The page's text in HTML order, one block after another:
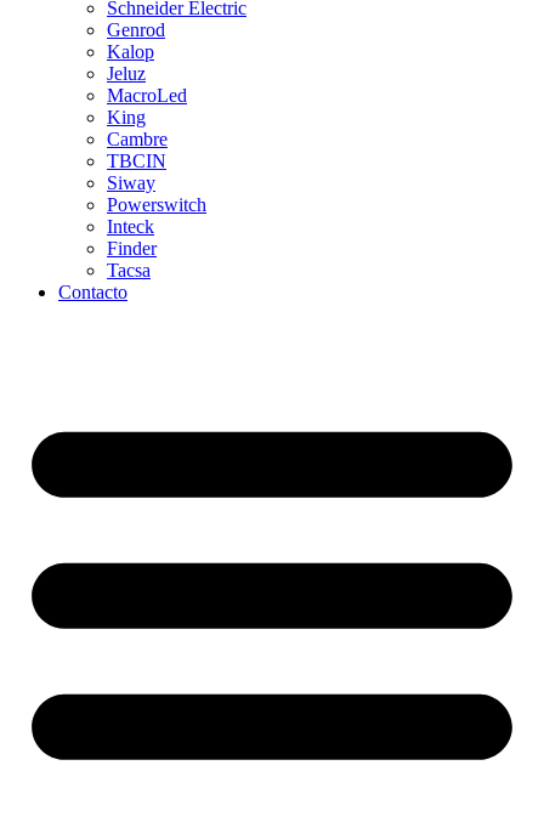
Schneider Electric
Genrod
Kalop
Jeluz
MacroLed
King
Cambre
TBCIN
Siway
Powerswitch
Inteck
Finder
Tacsa
Contacto